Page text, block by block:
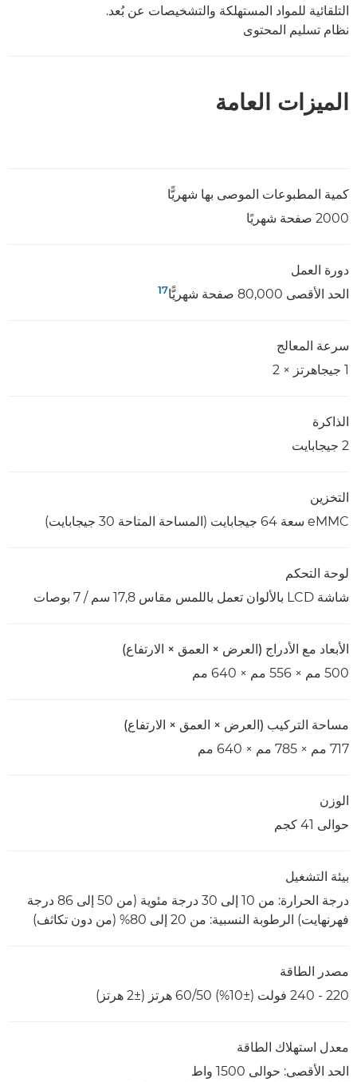
التلقائية للمواد المستهلكة والتشخيصات عن بُعد.
نظام تسليم المحتوى
الميزات العامة
كمية المطبوعات الموصى بها شهريًّا
2000 صفحة شهريًا
دورة العمل
الحد الأقصى 80,000 صفحة شهريًّا
17
سرعة المعالج
1 جيجاهرتز × 2
الذاكرة
2 جيجابايت
التخزين
eMMC سعة 64 جيجابايت (المساحة المتاحة 30 جيجابايت)
لوحة التحكم
شاشة LCD بالألوان تعمل باللمس مقاس 17,8 سم / 7 بوصات
الأبعاد مع الأدراج (العرض × العمق × الارتفاع)
500 مم × 556 مم × 640 مم
مساحة التركيب (العرض × العمق × الارتفاع)
717 مم × 785 مم × 640 مم
الوزن
حوالى 41 كجم
بيئة التشغيل
درجة الحرارة: من 10 إلى 30 درجة مئوية (من 50 إلى 86 درجة
فهرنهايت) الرطوبة النسبية: من 20 إلى 80% (من دون تكاثف)
مصدر الطاقة
220 - 240 فولت (±10%) 60/50 هرتز (±2 هرتز)
معدل استهلاك الطاقة
الحد الأقصى: حوالى 1500 واط